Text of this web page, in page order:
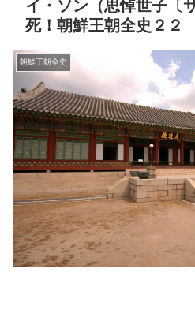
イ・ソン（思悼世子〔
死！朝鮮王朝全史２２
朝鮮王朝全史